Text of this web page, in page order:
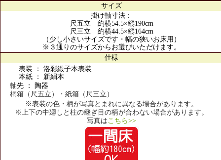
サイズ
掛け軸寸法：
尺五立 約横54.5×縦190cm
尺三立 約横44.5×縦164cm
（少し小さいサイズです・幅の狭いお床用）
※３通りのサイズからお選びいただけます。
仕様
表装 ： 洛彩緞子本表装
本紙 ： 新絹本
軸先 ： 陶器
桐箱（尺五立）・紙箱（尺三立）
※表装の色・柄が写真とまれに異なる場合があります。
※上下の中廻しと柱の継ぎ目の柄が合わない場合があります。
写真はこちら>>